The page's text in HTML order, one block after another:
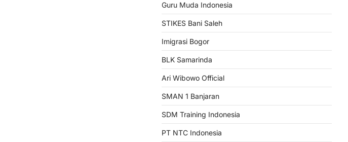
Guru Muda Indonesia
STIKES Bani Saleh
Imigrasi Bogor
BLK Samarinda
Ari Wibowo Official
SMAN 1 Banjaran
SDM Training Indonesia
PT NTC Indonesia